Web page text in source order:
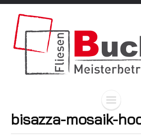
bisazza-mosaik-